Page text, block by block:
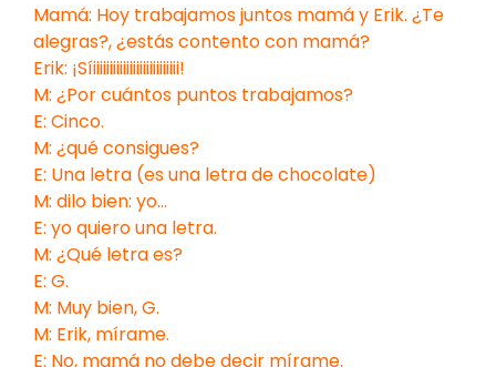
Mamá: Hoy trabajamos juntos mamá y Erik. ¿Te
alegras?, ¿estás contento con mamá?
Erik: ¡Síiiiiiiiiiiiiiiiiiiiiiiiiii!
M: ¿Por cuántos puntos trabajamos?
E: Cinco.
M: ¿qué consigues?
E: Una letra (es una letra de chocolate)
M: dilo bien: yo…
E: yo quiero una letra.
M: ¿Qué letra es?
E: G.
M: Muy bien, G.
M: Erik, mírame.
E: No, mamá no debe decir mírame.